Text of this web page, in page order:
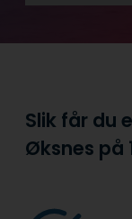
Slik får du
Øksnes på